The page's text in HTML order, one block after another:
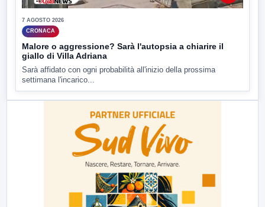
7 AGOSTO 2026
CRONACA
Malore o aggressione? Sarà l'autopsia a chiarire il
giallo di Villa Adriana
Sarà affidato con ogni probabilità all'inizio della prossima
settimana l'incarico...